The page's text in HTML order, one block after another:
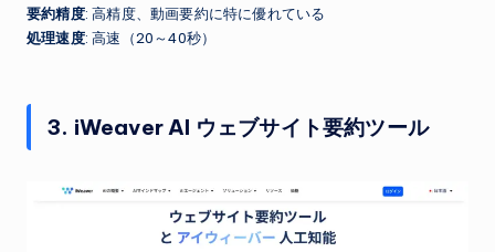
要約精度: 高精度、動画要約に特に優れている
処理速度: 高速（20～40秒）
3. iWeaver AI ウェブサイト要約ツール